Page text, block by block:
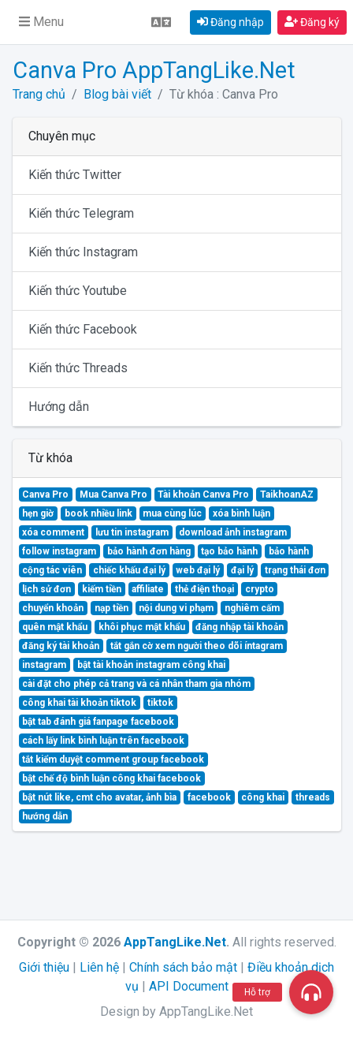
Menu Đăng nhập Đăng ký
Canva Pro AppTangLike.Net
Trang chủ Blog bài viết Từ khóa : Canva Pro
Chuyên mục
Kiến thức Twitter
Kiến thức Telegram
Kiến thức Instagram
Kiến thức Youtube
Kiến thức Facebook
Kiến thức Threads
Hướng dẫn
Từ khóa
Canva Pro Mua Canva Pro Tài khoản Canva Pro
TaikhoanAZ
hẹn giờ
book nhiều link mua cùng lúc
xóa bình luận
xóa comment
lưu tin instagram
download ảnh instagram
follow instagram
bảo hành đơn hàng tạo bảo hành
bảo hành
cộng tác viên
chiếc khấu đại lý web đại lý đại lý
trạng thái đơn
lịch sử đơn
kiếm tiền affiliate thẻ điện thoại
crypto
chuyển khoản
nạp tiền nội dung vi phạm
nghiêm cấm
quên mật khẩu
khôi phục mật khẩu
đăng nhập tài khoản
đăng ký tài khoản
tắt gắn cờ xem người theo dõi íntagram
instagram
bật tài khoản instagram công khai
cài đặt cho phép cả trang và cá nhân tham gia nhóm
công khai tài khoản tiktok
tiktok
bật tab đánh giá fanpage facebook
cách lấy link bình luận trên facebook
tắt kiểm duyệt comment group facebook
bật chế độ bình luận công khai facebook
bật nút like, cmt cho avatar, ảnh bìa
facebook công khai
threads
hướng dẫn
Copyright © 2026 AppTangLike.Net. All rights reserved.
Giới thiệu | Liên hệ | Chính sách bảo mật | Điều khoản dịch
vụ | API Document
Design by AppTangLike.Net
Hỗ trợ